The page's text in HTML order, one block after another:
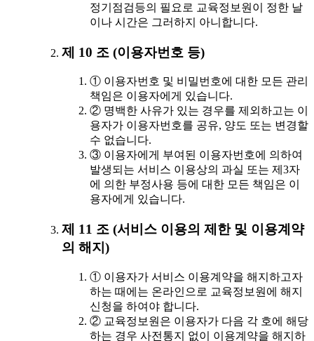
정기점검등의 필요로 교육정보원이 정한 날
이나 시간은 그러하지 아니합니다.
제 10 조 (이용자번호 등)
① 이용자번호 및 비밀번호에 대한 모든 관리
책임은 이용자에게 있습니다.
② 명백한 사유가 있는 경우를 제외하고는 이
용자가 이용자번호를 공유, 양도 또는 변경할
수 없습니다.
③ 이용자에게 부여된 이용자번호에 의하여
발생되는 서비스 이용상의 과실 또는 제3자
에 의한 부정사용 등에 대한 모든 책임은 이
용자에게 있습니다.
제 11 조 (서비스 이용의 제한 및 이용계약
의 해지)
① 이용자가 서비스 이용계약을 해지하고자
하는 때에는 온라인으로 교육정보원에 해지
신청을 하여야 합니다.
② 교육정보원은 이용자가 다음 각 호에 해당
하는 경우 사전통지 없이 이용계약을 해지하